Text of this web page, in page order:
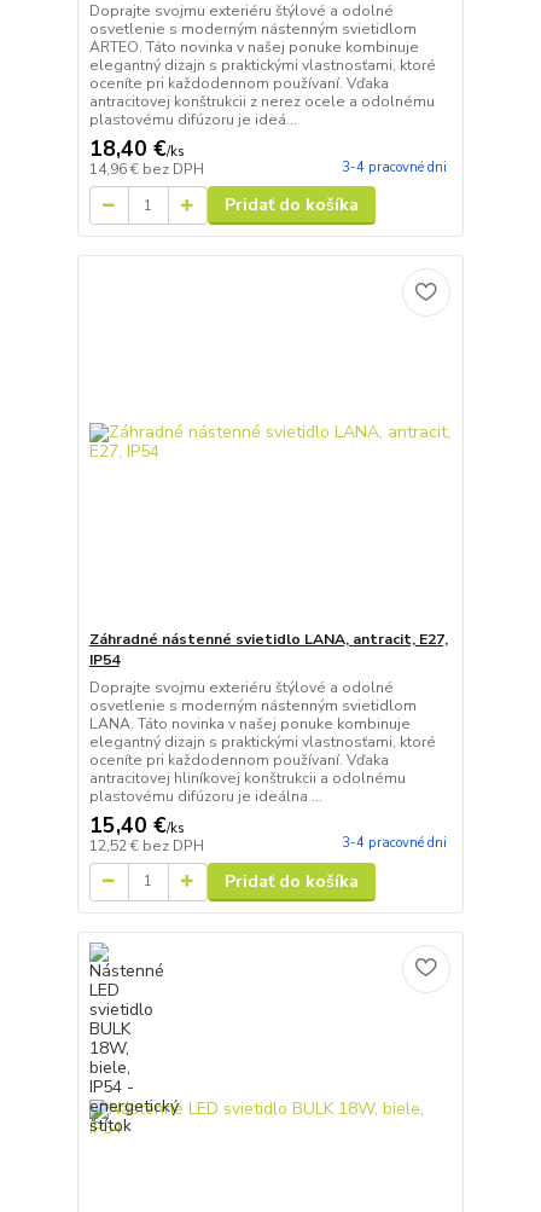
Doprajte svojmu exteriéru štýlové a odolné
osvetlenie s moderným nástenným svietidlom
ARTEO. Táto novinka v našej ponuke kombinuje
elegantný dizajn s praktickými vlastnosťami, ktoré
oceníte pri každodennom používaní. Vďaka
antracitovej konštrukcii z nerez ocele a odolnému
plastovému difúzoru je ideá...
18,40 €/ks
14,96 € bez DPH 3-4 pracovné dni
Pridať do košíka
Záhradné nástenné svietidlo LANA, antracit, E27,
IP54
Doprajte svojmu exteriéru štýlové a odolné
osvetlenie s moderným nástenným svietidlom
LANA. Táto novinka v našej ponuke kombinuje
elegantný dizajn s praktickými vlastnosťami, ktoré
oceníte pri každodennom používaní. Vďaka
antracitovej hliníkovej konštrukcii a odolnému
plastovému difúzoru je ideálna ...
15,40 €/ks
12,52 € bez DPH 3-4 pracovné dni
Pridať do košíka